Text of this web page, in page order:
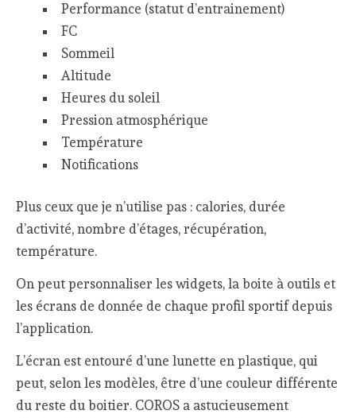
Performance (statut d’entrainement)
FC
Sommeil
Altitude
Heures du soleil
Pression atmosphérique
Température
Notifications
Plus ceux que je n’utilise pas : calories, durée
d’activité, nombre d’étages, récupération,
température.
On peut personnaliser les widgets, la boite à outils et
les écrans de donnée de chaque profil sportif depuis
l’application.
L’écran est entouré d’une lunette en plastique, qui
peut, selon les modèles, être d’une couleur différente
du reste du boitier. COROS a astucieusement